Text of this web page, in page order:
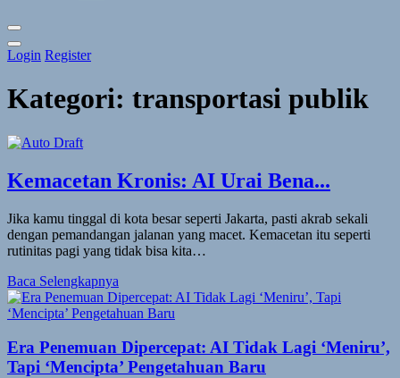
Toggle
Theme
Login Register
Kategori: transportasi publik
Kemacetan Kronis: AI Urai Bena...
Jika kamu tinggal di kota besar seperti Jakarta, pasti akrab sekali
dengan pemandangan jalanan yang macet. Kemacetan itu seperti
rutinitas pagi yang tidak bisa kita…
Baca Selengkapnya
Era Penemuan Dipercepat: AI Tidak Lagi ‘Meniru’,
Tapi ‘Mencipta’ Pengetahuan Baru